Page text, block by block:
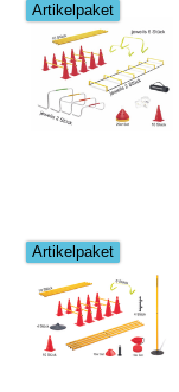
Artikelpaket
Artikelpaket